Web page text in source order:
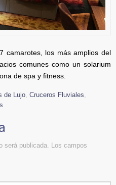
camarotes, los más amplios del
comunes como un solarium
de spa y fitness.
de Lujo, Cruceros Fluviales,
será publicada. Los campos